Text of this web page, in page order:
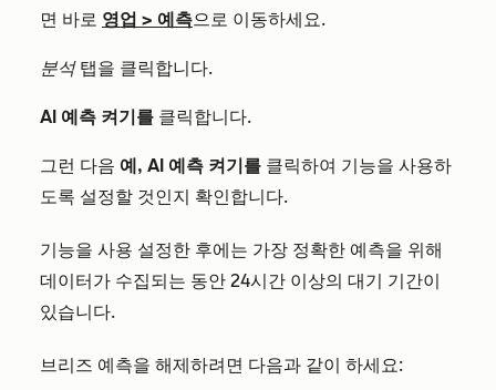
면 바로 영업 > 예측으로 이동하세요.
분석탭을 클릭합니다.
AI 예측 켜기를 클릭합니다.
그런 다음 예, AI 예측 켜기를 클릭하여 기능을 사용하
도록 설정할 것인지 확인합니다.
기능을 사용 설정한 후에는 가장 정확한 예측을 위해
데이터가 수집되는 동안 24시간 이상의 대기 기간이
있습니다.
브리즈 예측을 해제하려면 다음과 같이 하세요: